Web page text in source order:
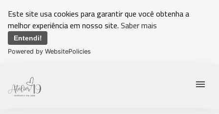
Este site usa cookies para garantir que você obtenha a
melhor experiência em nosso site. Saber mais
Entendi!
Powered by WebsitePolicies
menu